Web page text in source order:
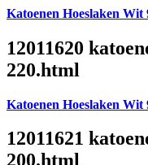
Katoenen Hoeslaken Wit
12011620
220.html
Katoenen Hoeslaken Wit
12011621
200.html